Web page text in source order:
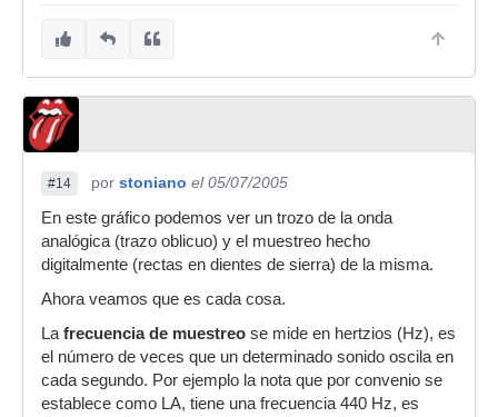
#14 por stoniano el 05/07/2005
En este gráfico podemos ver un trozo de la onda
analógica (trazo oblicuo) y el muestreo hecho
digitalmente (rectas en dientes de sierra) de la misma.
Ahora veamos que es cada cosa.
La frecuencia de muestreo se mide en hertzios (Hz), es
el número de veces que un determinado sonido oscila en
cada segundo. Por ejemplo la nota que por convenio se
establece como LA, tiene una frecuencia 440 Hz, es